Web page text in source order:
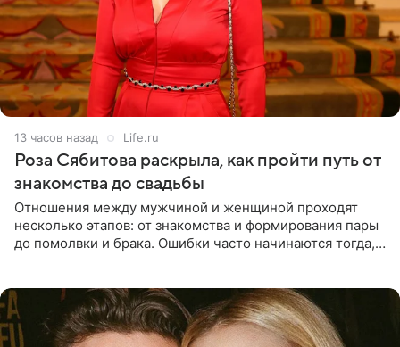
13 часов назад Life.ru
Роза Сябитова раскрыла, как пройти путь от
знакомства до свадьбы
Отношения между мужчиной и женщиной проходят
несколько этапов: от знакомства и формирования пары
до помолвки и брака. Ошибки часто начинаются тогда,